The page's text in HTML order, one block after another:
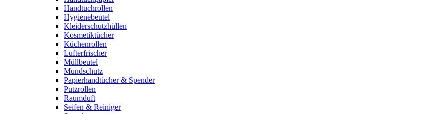
Handtuchrollen
Hygienebeutel
Kleiderschutzhüllen
Kosmetiktücher
Küchenrollen
Lufterfrischer
Müllbeutel
Mundschutz
Papierhandtücher & Spender
Putzrollen
Raumduft
Seifen & Reiniger